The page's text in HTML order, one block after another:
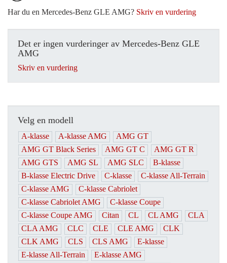
Har du en Mercedes-Benz GLE AMG? Skriv en vurdering
Det er ingen vurderinger av Mercedes-Benz GLE
AMG
Skriv en vurdering
Velg en modell
A-klasse A-klasse AMG
AMG GT
AMG GT Black Series
AMG GT C
AMG GT R
AMG GTS
AMG SL AMG SLC
B-klasse
B-klasse Electric Drive
C-klasse
C-klasse All-Terrain
C-klasse AMG
C-klasse Cabriolet
C-klasse Cabriolet AMG
C-klasse Coupe
C-klasse Coupe AMG
Citan CL CL AMG
CLA
CLA AMG
CLC CLE CLE AMG
CLK
CLK AMG
CLS CLS AMG
E-klasse
E-klasse All-Terrain
E-klasse AMG